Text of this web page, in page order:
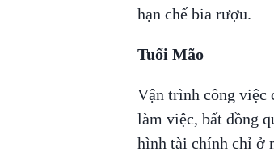
hạn chế bia rượu.
Tuổi Mão
Vận trình công việc
làm việc, bất đồng
hình tài chính chỉ ở